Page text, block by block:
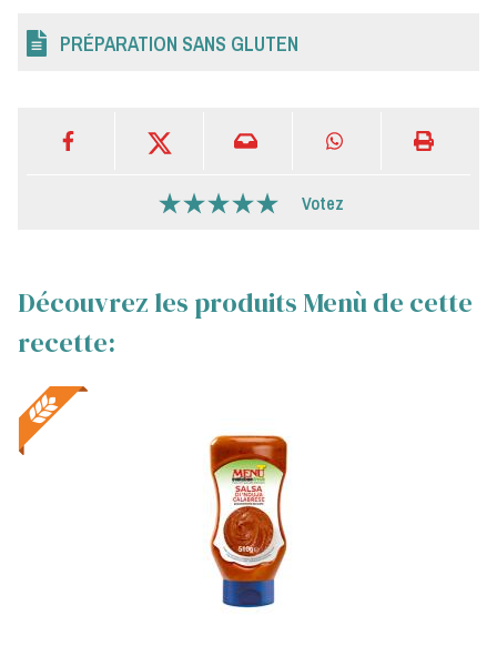
PRÉPARATION SANS GLUTEN
Votez
Découvrez les produits Menù de cette
recette: